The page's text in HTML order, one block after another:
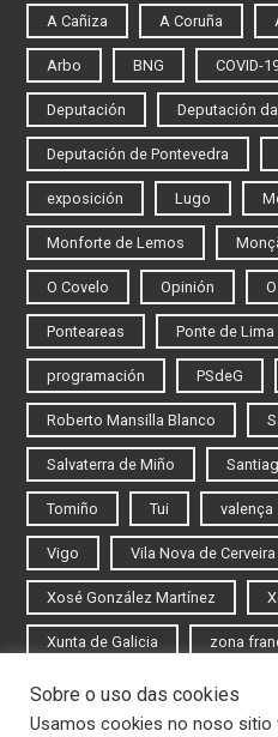
A Cañiza A Coruña
Arbo BNG COVID-
Deputación Deputación
Deputación de Pontevedra
exposición Lugo
Monforte de Lemos
O Covelo Opinión
Ponteareas Ponte de Lima
programación PSdeG
Roberto Mansilla Blanco
Salvaterra de Miño
Tomiño Tui valença
Vigo Vila Nova de Cerveira
Xosé González Martínez
Xunta de Galicia zona
Iniciar sesión
Sobre o uso das cookies
Usamos cookies no noso sitio